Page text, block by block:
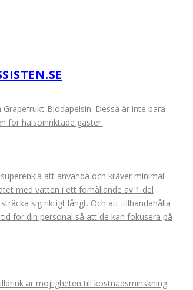
Blodapelsin. Dessa är inte bara
för hälsoinriktade gäster.
att använda och kräver minimal
med vatten i ett förhållande av 1 del
sig riktigt långt. Och att tillhandahålla
för din personal så att de kan fokusera på
är möjligheten till kostnadsminskning